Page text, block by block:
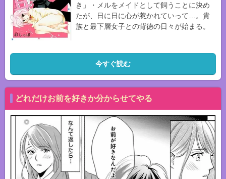
き」・メルをメイドとして飼うことに決め
たが、日に日に心が惹かれていって…。貴
族と最下層女子との背徳の日々が始まる。
今すぐ読む
どれだけお前を好きか分からせてやる